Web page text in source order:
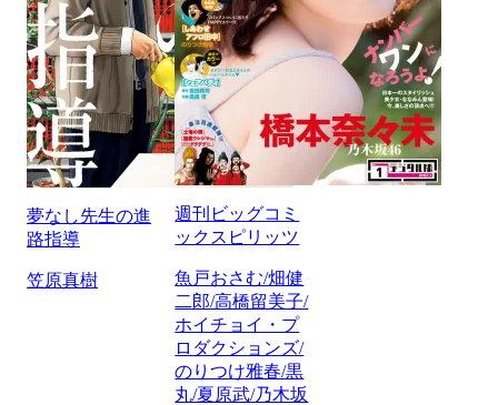
夢なし先生の進
路指導
笠原真樹
週刊ビッグコミ
ックスピリッツ
魚戸おさむ/畑健
二郎/高橋留美子/
ホイチョイ・プ
ロダクションズ/
のりつけ雅春/黒
丸/夏原武/乃木坂